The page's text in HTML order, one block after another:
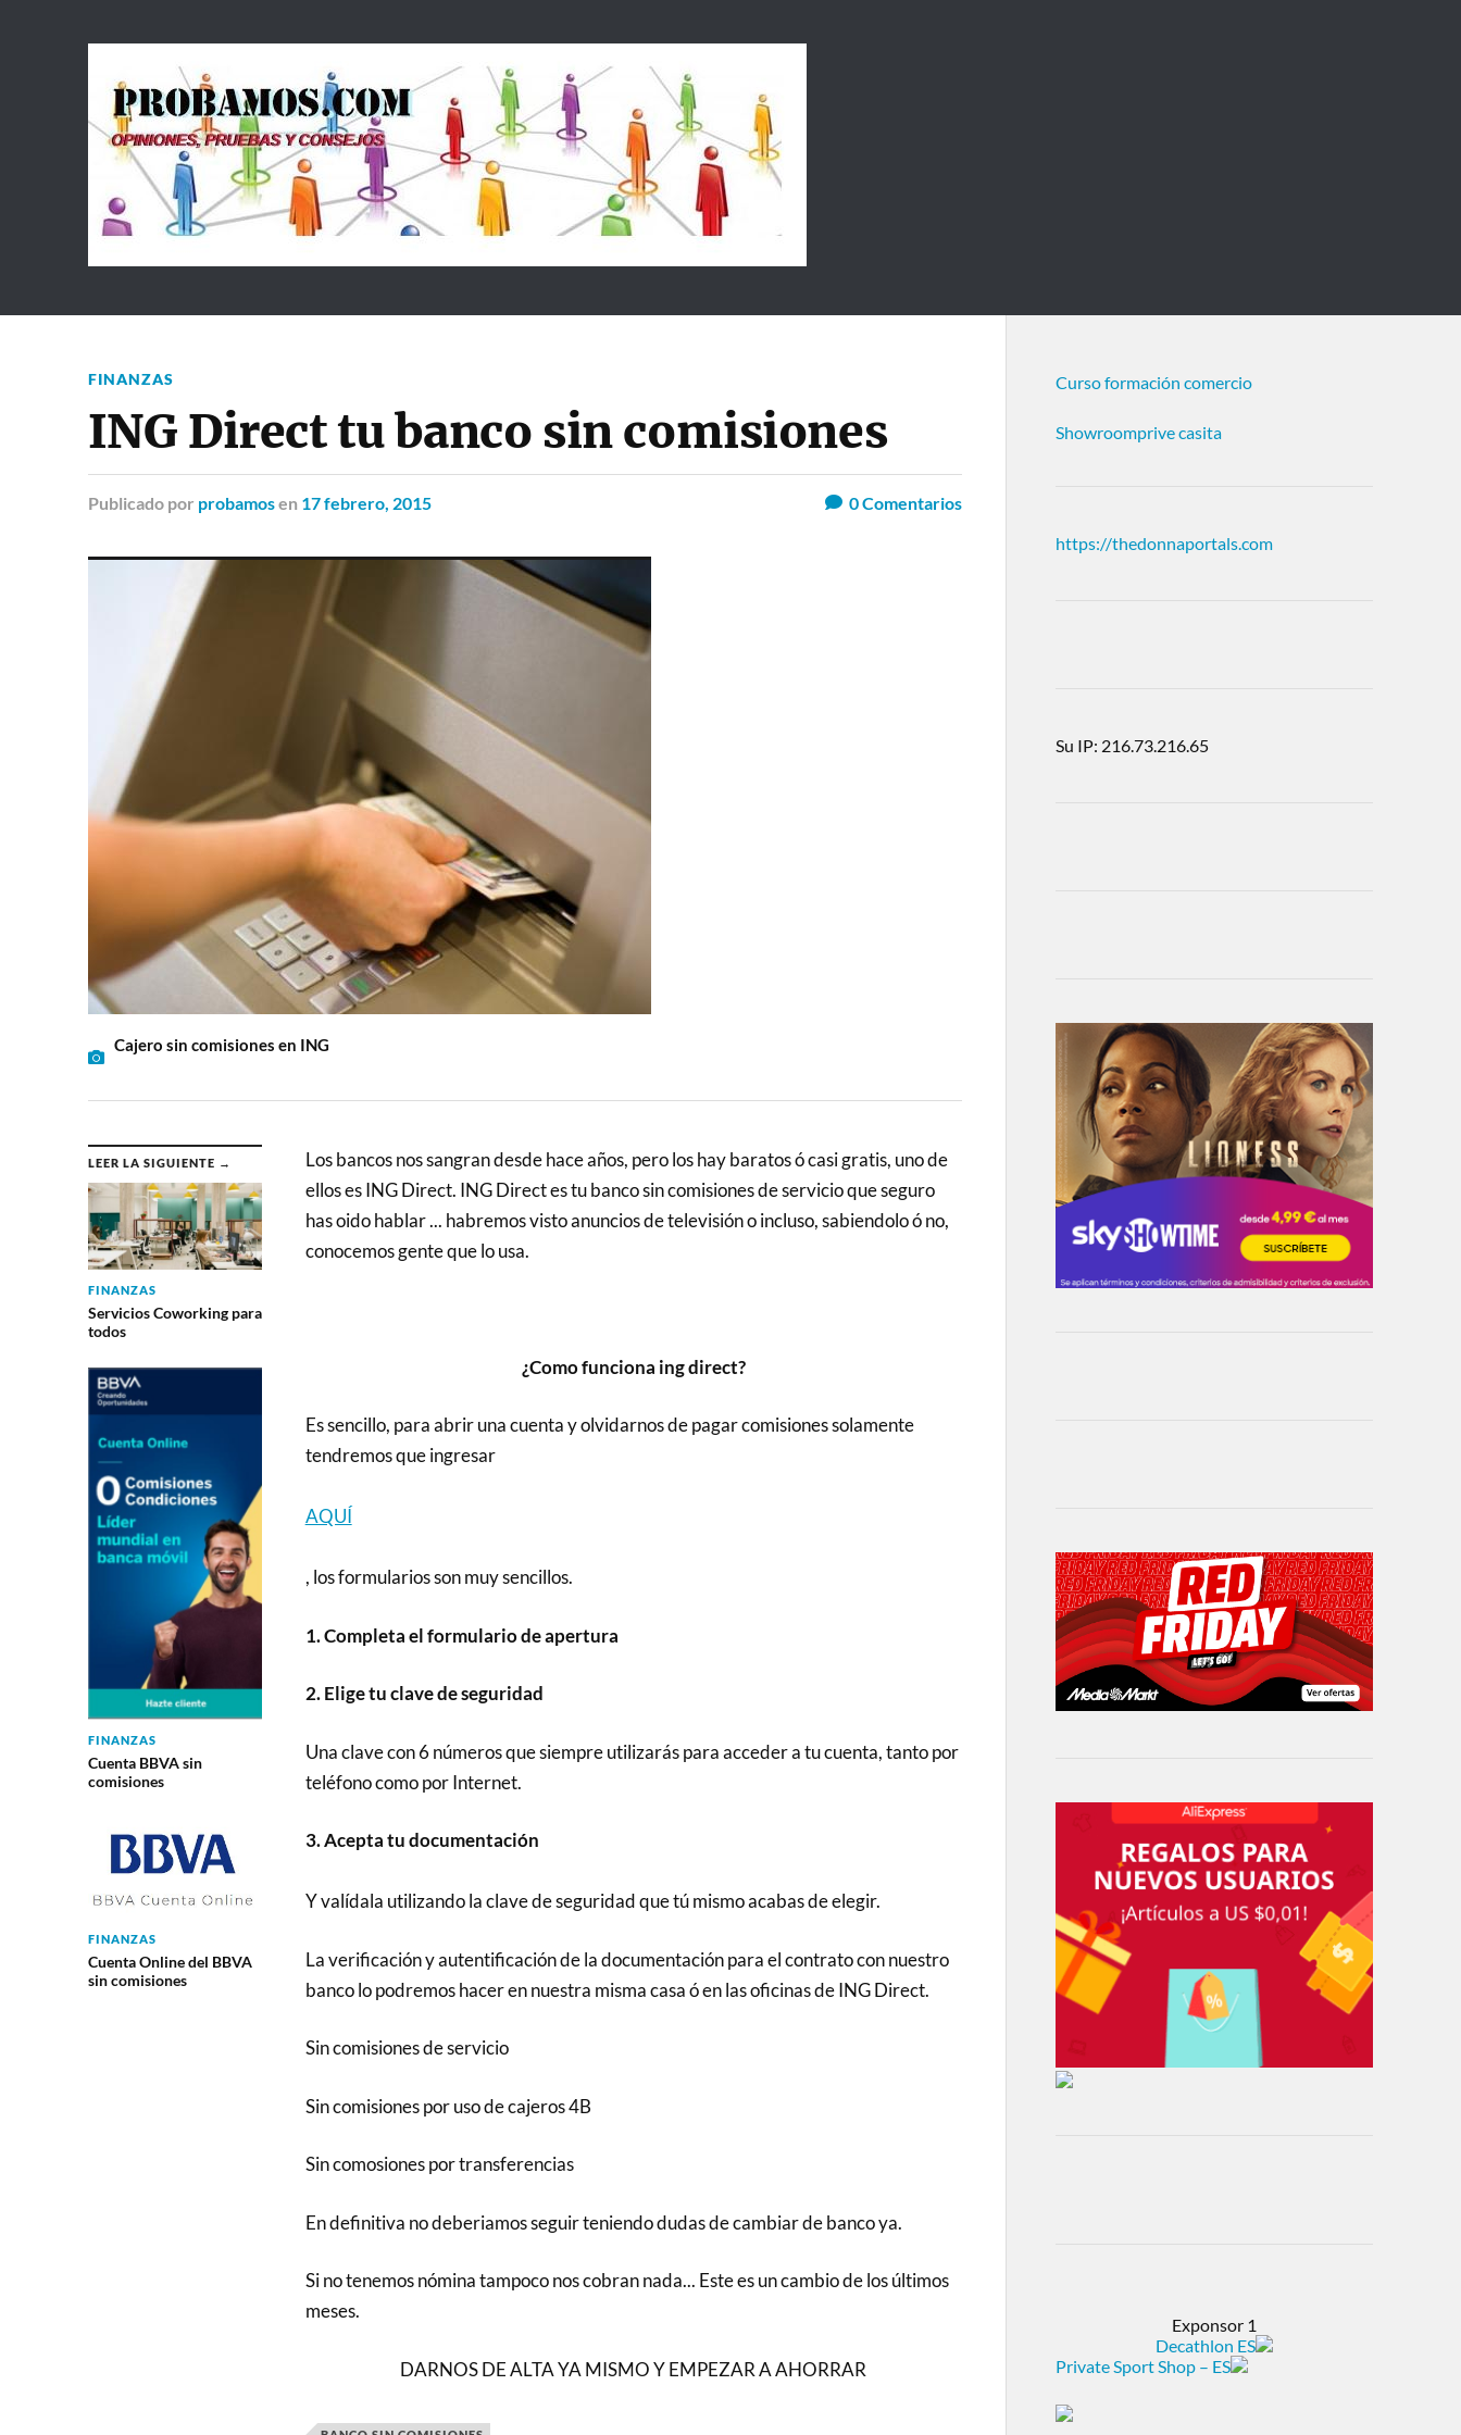
FINANZAS
ING Direct tu banco sin comisiones
Publicado por probamosen 17 febrero, 2015 0Comentarios
Cajero sin comisiones en ING
LEER LA SIGUIENTE →
FINANZAS
Servicios Coworking para
todos
FINANZAS
Cuenta BBVA sin
comisiones
FINANZAS
Cuenta Online del BBVA
sin comisiones
Los bancos nos sangran desde hace años, pero los hay baratos ó casi gratis, uno de
ellos es ING Direct. ING Direct es tu banco sin comisiones de servicio que seguro
has oido hablar ... habremos visto anuncios de televisión o incluso, sabiendolo ó no,
conocemos gente que lo usa.
¿Como funciona ing direct?
Es sencillo, para abrir una cuenta y olvidarnos de pagar comisiones solamente
tendremos que ingresar
AQUÍ
, los formularios son muy sencillos.
1. Completa el formulario de apertura
2. Elige tu clave de seguridad
Una clave con 6 números que siempre utilizarás para acceder a tu cuenta, tanto por
teléfono como por Internet.
3. Acepta tu documentación
Y valídala utilizando la clave de seguridad que tú mismo acabas de elegir.
La verificación y autentificación de la documentación para el contrato con nuestro
banco lo podremos hacer en nuestra misma casa ó en las oficinas de ING Direct.
Sin comisiones de servicio
Sin comisiones por uso de cajeros 4B
Sin comosiones por transferencias
En definitiva no deberiamos seguir teniendo dudas de cambiar de banco ya.
Si no tenemos nómina tampoco nos cobran nada... Este es un cambio de los últimos
meses.
DARNOS DE ALTA YA MISMO Y EMPEZAR A AHORRAR
Curso formación comercio
Showroomprive casita
https://thedonnaportals.com
Su IP: 216.73.216.65
Exponsor 1
Decathlon ES
Private Sport Shop – ES